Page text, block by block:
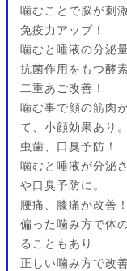
噛むことで脳が刺
免疫力アップ！
噛むと唾液の分泌
抗菌作用をもつ酵
二重あご改善！
噛む事で顔の筋肉
て、小顔効果あり。
虫歯、口臭予防！
噛むと唾液が分泌
や口臭予防に。
腰痛、膝痛が改善！
偏った噛み方で体
ることもあり
正しい噛み方で改